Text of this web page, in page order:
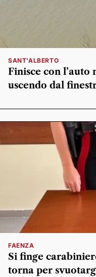
SANT'ALBERTO
Finisce con l’auto
uscendo dal
FAENZA
Si finge
torna per